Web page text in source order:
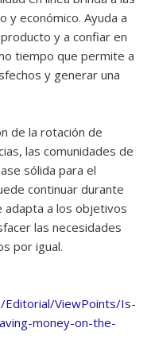
y económico. Ayuda a
y a confiar en
tiempo que permite a
y generar una
de la rotación de
las comunidades de
sólida para el
continuar durante
adapta a los objetivos
las necesidades
por igual.
ViewPoints/Is-
money-on-the-